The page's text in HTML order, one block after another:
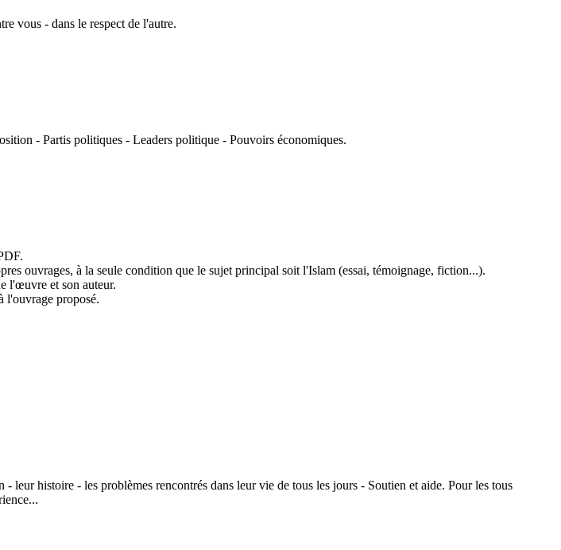
vous - dans le respect de l'autre.
- Partis politiques - Leaders politique - Pouvoirs économiques.
ouvrages, à la seule condition que le sujet principal soit l'Islam (essai, témoignage, fiction...).
l'œuvre et son auteur.
l'ouvrage proposé.
leur histoire - les problèmes rencontrés dans leur vie de tous les jours - Soutien et aide. Pour les tous